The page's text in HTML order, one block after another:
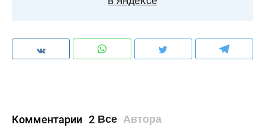
Комментарии 2 Все Автора